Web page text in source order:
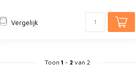
Vergelijk
Toon 1 - 2 van 2